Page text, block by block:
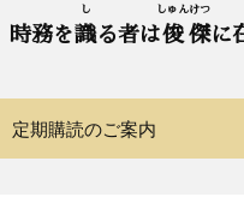
時務を識
し
る者は俊
しゅん
傑
けつ
に
定期購読のご案内